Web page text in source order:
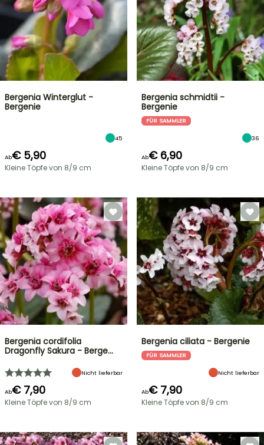
Bergenia Winterglut -
Bergenie
45
Ab€ 5,90
Kleine Töpfe von 8/9 cm
Bergenia schmidtii -
Bergenie
FÜR SAMMLER
36
Ab€ 6,90
Kleine Töpfe von 8/9 cm
Bergenia cordifolia
Dragonfly Sakura - Berge…
Nicht lieferbar
Ab€ 7,90
Kleine Töpfe von 8/9 cm
Bergenia ciliata - Bergenie
FÜR SAMMLER
Nicht lieferbar
Ab€ 7,90
Kleine Töpfe von 8/9 cm